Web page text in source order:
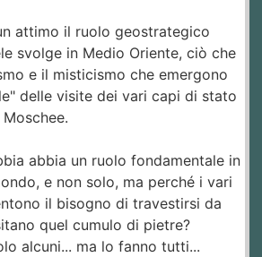
attimo il ruolo geostrategico
svolge in Medio Oriente, ciò che
e il misticismo che emergono
delle visite dei vari capi di stato
abbia un ruolo fondamentale in
e non solo, ma perché i vari
il bisogno di travestirsi da
quel cumulo di pietre?
alcuni... ma lo fanno tutti...